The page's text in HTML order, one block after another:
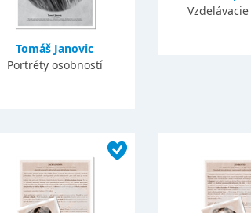
Tomáš Janovic
Portréty osobností